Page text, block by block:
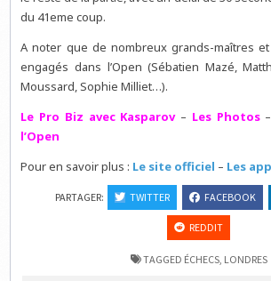
du 41eme coup.
A noter que de nombreux grands-maîtres
engagés dans l’Open (Sébatien Mazé,
Moussard, Sophie Milliet…).
Le Pro Biz avec Kasparov– Les Photos–
l’Open
Pour en savoir plus : Le site officiel – Les
PARTAGER: TWITTER FACEBOOK
REDDIT
TAGGED ÉCHECS LONDRES